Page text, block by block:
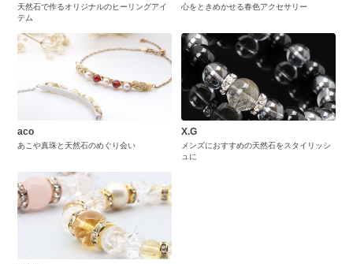
天然石で作るオリジナルのヒーリングアイ
テム
心をときめかせる春色アクセサリー
aco
あこや真珠と天然石のめぐり会い
X.G
メンズにおすすめの天然石をスタイリッシ
ュに